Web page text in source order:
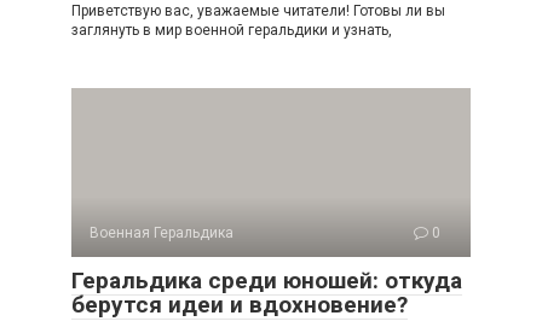
Приветствую вас, уважаемые читатели! Готовы ли вы
заглянуть в мир военной геральдики и узнать,
Военная Геральдика 0
Геральдика среди юношей: откуда
берутся идеи и вдохновение?